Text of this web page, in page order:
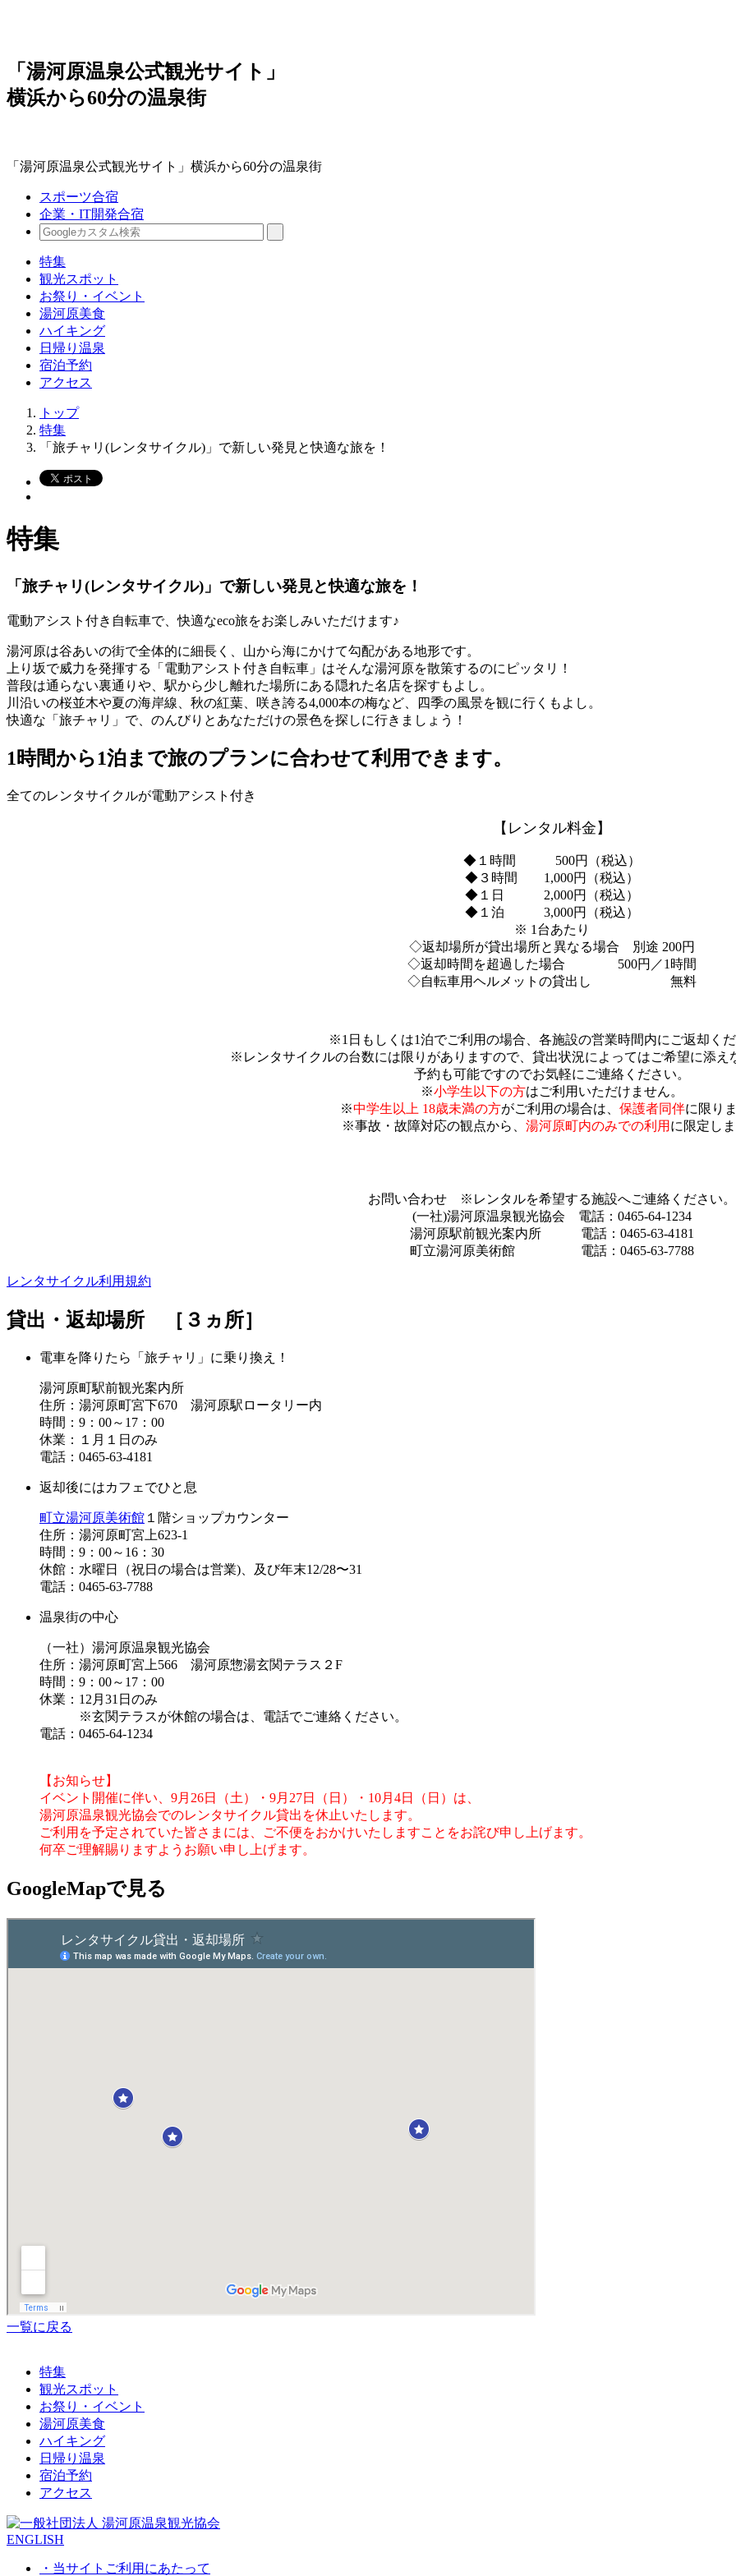
「湯河原温泉公式観光サイト」
横浜から60分の温泉街
「湯河原温泉公式観光サイト」横浜から60分の温泉街
スポーツ合宿
企業・IT開発合宿
特集
観光スポット
お祭り・イベント
湯河原美食
ハイキング
日帰り温泉
宿泊予約
アクセス
トップ
特集
「旅チャリ(レンタサイクル)」で新しい発見と快適な旅を！
特集
「旅チャリ(レンタサイクル)」で新しい発見と快適な旅を！
電動アシスト付き自転車で、快適なeco旅をお楽しみいただけます♪
湯河原は谷あいの街で全体的に細長く、山から海にかけて勾配がある地形です。
上り坂で威力を発揮する「電動アシスト付き自転車」はそんな湯河原を散策するのにピッタリ！
普段は通らない裏通りや、駅から少し離れた場所にある隠れた名店を探すもよし。
川沿いの桜並木や夏の海岸線、秋の紅葉、咲き誇る4,000本の梅など、四季の風景を観に行くもよし。
快適な「旅チャリ」で、のんびりとあなただけの景色を探しに行きましょう！
1時間から1泊まで旅のプランに合わせて利用できます。
全てのレンタサイクルが電動アシスト付き
【レンタル料金】
◆１時間 500円（税込）
◆３時間 1,000円（税込）
◆１日 2,000円（税込）
◆１泊 3,000円（税込）
※ 1台あたり
◇返却場所が貸出場所と異なる場合 別途 200円
◇返却時間を超過した場合 500円／1時間
◇自転車用ヘルメットの貸出し 無料
※1日もしくは1泊でご利用の場合、各施設の営業時間内にご返却くだ
※レンタサイクルの台数には限りがありますので、貸出状況によってはご希望に添え
予約も可能ですのでお気軽にご連絡ください。
※小学生以下の方はご利用いただけません。
※中学生以上 18歳未満の方がご利用の場合は、 保護者同伴に限りま
※事故・故障対応の観点から、 湯河原町内のみでの利用 に限定しま
お問い合わせ ※レンタルを希望する施設へご連絡ください。
(一社)湯河原温泉観光協会 電話：0465-64-1234
湯河原駅前観光案内所 電話：0465-63-4181
町立湯河原美術館 電話：0465-63-7788
レンタサイクル利用規約
貸出・返却場所 ［３ヵ所］
電車を降りたら「旅チャリ」に乗り換え！
湯河原町駅前観光案内所
住所：湯河原町宮下670 湯河原駅ロータリー内
時間：9：00～17：00
休業：１月１日のみ
電話：0465-63-4181
返却後にはカフェでひと息
町立湯河原美術館 １階ショップカウンター
住所：湯河原町宮上623-1
時間：9：00～16：30
休館：水曜日（祝日の場合は営業)、及び年末12/28〜31
電話：0465-63-7788
温泉街の中心
（一社）湯河原温泉観光協会
住所：湯河原町宮上566 湯河原惣湯玄関テラス２F
時間：9：00～17：00
休業：12月31日のみ
※玄関テラスが休館の場合は、電話でご連絡ください。
電話：0465-64-1234
【お知らせ】
イベント開催に伴い、9月26日（土）・9月27日（日）・10月4日（日）は、
湯河原温泉観光協会でのレンタサイクル貸出を休止いたします。
ご利用を予定されていた皆さまには、ご不便をおかけいたしますことをお詫び申し上げます。
何卒ご理解賜りますようお願い申し上げます。
GoogleMapで見る
一覧に戻る
特集
観光スポット
お祭り・イベント
湯河原美食
ハイキング
日帰り温泉
宿泊予約
アクセス
ENGLISH
・当サイトご利用にあたって